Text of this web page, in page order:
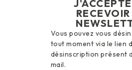
Vous pouvez vous
tout moment via le lien
désinscription présent
mail.